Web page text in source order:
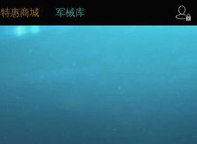
特惠商城 军械库